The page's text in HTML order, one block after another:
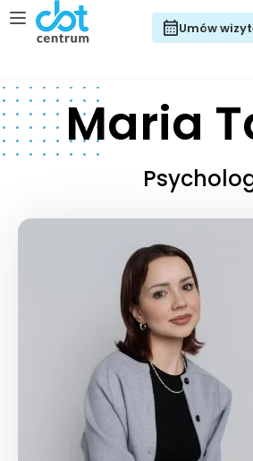
Umów
Maria